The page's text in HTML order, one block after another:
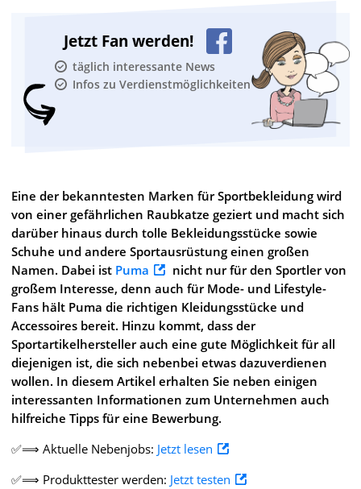
Jetzt Fan werden!
täglich interessante News
Infos zu Verdienstmöglichkeiten
Eine der bekanntesten Marken für Sportbekleidung wird
von einer gefährlichen Raubkatze geziert und macht sich
darüber hinaus durch tolle Bekleidungsstücke sowie
Schuhe und andere Sportausrüstung einen großen
Namen. Dabei ist Puma
nicht nur für den Sportler von
großem Interesse, denn auch für Mode- und Lifestyle-
Fans hält Puma die richtigen Kleidungsstücke und
Accessoires bereit. Hinzu kommt, dass der
Sportartikelhersteller auch eine gute Möglichkeit für all
diejenigen ist, die sich nebenbei etwas dazuverdienen
wollen. In diesem Artikel erhalten Sie neben einigen
interessanten Informationen zum Unternehmen auch
hilfreiche Tipps für eine Bewerbung.
✅⟹ Aktuelle Nebenjobs: Jetzt lesen
✅⟹ Produkttester werden: Jetzt testen